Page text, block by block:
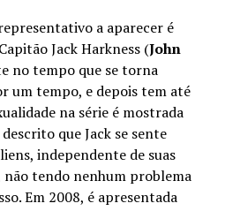
a aparecer é
Jack Harkness (John
no tempo que se torna
um tempo, e depois tem até
na série é mostrada
que Jack se sente
independente de suas
tendo nenhum problema
Em 2008, é apresentada